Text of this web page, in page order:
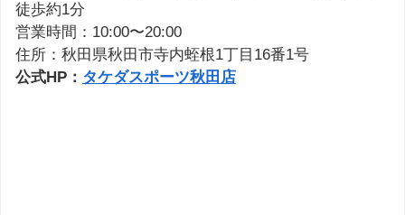
徒歩約1分
営業時間：10:00〜20:00
住所：秋田県秋田市寺内蛭根1丁目16番1号
公式HP： タケダスポーツ秋田店